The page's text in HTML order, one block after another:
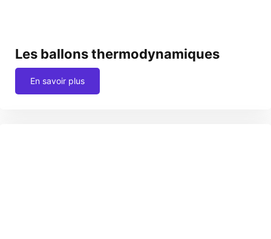
Les ballons thermodynamiques
En savoir plus